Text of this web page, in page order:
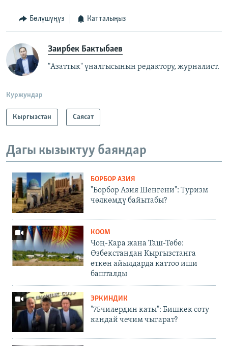
Бөлүшүңүз Катталыңыз
Заирбек Бактыбаев
"Азаттык" үналгысынын редактору, журналист.
Куржундар
Кыргызстан Саясат
Дагы кызыктуу баяндар
БОРБОР АЗИЯ
"Борбор Азия Шенгени": Туризм
чөлкөмдү байытабы?
КООМ
Чоң-Кара жана Таш-Төбө:
Өзбекстандан Кыргызстанга
өткөн айылдарда каттоо иши
башталды
ЭРКИНДИК
"75чилердин каты": Бишкек соту
кандай чечим чыгарат?